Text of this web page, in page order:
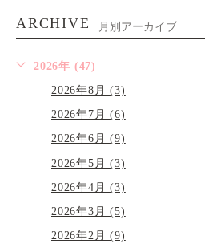
ARCHIVE 月別アーカイブ
2026年 (47)
2026年8月 (3)
2026年7月 (6)
2026年6月 (9)
2026年5月 (3)
2026年4月 (3)
2026年3月 (5)
2026年2月 (9)